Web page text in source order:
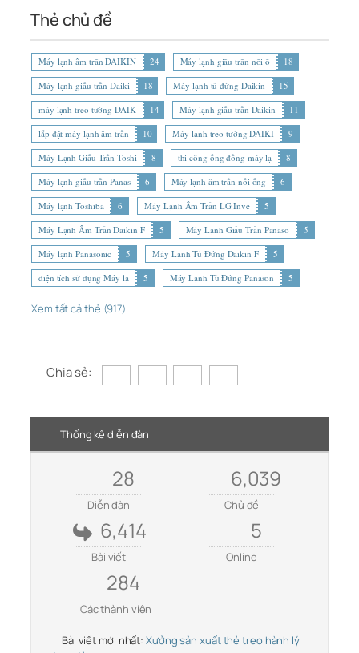
Thẻ chủ đề
Máy lạnh âm trần DAIKIN 24 Máy lạnh giấu trần nối ố
18
Máy lạnh giấu trần Daiki
18 Máy lạnh tủ đứng Daikin
15
máy lạnh treo tường DAIK
14 Máy lạnh giấu trần Daikin
11
lắp đặt máy lạnh âm trần
10 Máy lạnh treo tường DAIKI
9
Máy Lạnh Giấu Trần Toshi
8 thi công ống đồng máy lạ
8
Máy lạnh giấu trần Panas
6 Máy lạnh âm trần nối ống
6
Máy lạnh Toshiba
6 Máy Lạnh Âm Trần LG Inve
5
Máy Lạnh Âm Trần Daikin F
5 Máy Lạnh Giấu Trần Panaso
5
Máy lạnh Panasonic
5 Máy Lạnh Tủ Đứng Daikin F
5
diện tích sử dụng Máy lạ
5 Máy Lạnh Tủ Đứng Panason 5
Xem tất cả thẻ (917)
Chia sẻ:
Thống kê diễn đàn
28
Diễn đàn
6,039
Chủ đề
6,414
Bài viết
5
Online
284
Các thành viên
Bài viết mới nhất: Xưởng sản xuất thẻ treo hành lý